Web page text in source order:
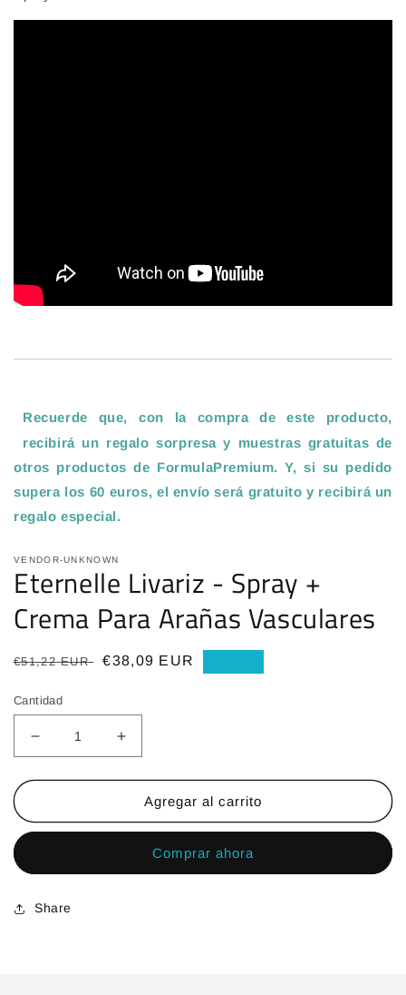
Recuerde que, con la compra de este producto,
recibirá un regalo sorpresa y muestras gratuitas de
otros productos de FormulaPremium. Y, si su pedido
supera los 60 euros, el envío será gratuito y recibirá un
regalo especial.
VENDOR-UNKNOWN
Eternelle Livariz - Spray +
Crema Para Arañas Vasculares
Precio
€51,22 EUR
Precio
€38,09 EUR
Cantidad
Reducir
cantidad
para
Livariz
+
Para
Aumentar
cantidad
para
Eternelle
Livariz
Spray
+
Agregar al carrito
Comprar ahora
Share